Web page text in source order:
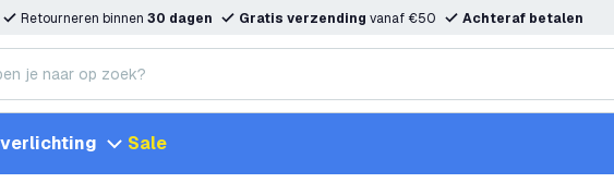
Retourneren binnen 30 dagen Gratis verzending vanaf €50 Achteraf betalen
Sale